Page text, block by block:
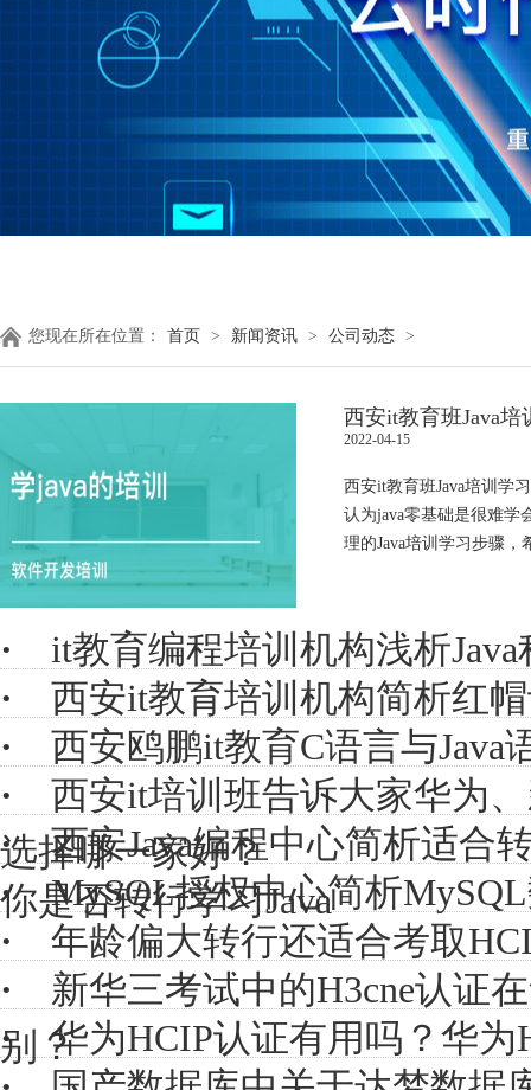
您现在所在位置： 首页 > 新闻资讯 > 公司动态 >
西安it教育班Java
2022-04-15
西安it教育班Java培训学
认为java零基础是很难学
理的Java培训学习步骤
· it教育编程培训机构浅析
· 西安it教育培训机构简析红
· 西安鸥鹏it教育C语言与
· 西安it培训班告诉大家华为
选择哪一家好？
·西安Java编程中心简析适合
你是否转行学习Java
·MySQL授权中心简析
· 年龄偏大转行还适合考取
· 新华三考试中的H3cne认证
别？
·华为HCIP认证有用吗？华